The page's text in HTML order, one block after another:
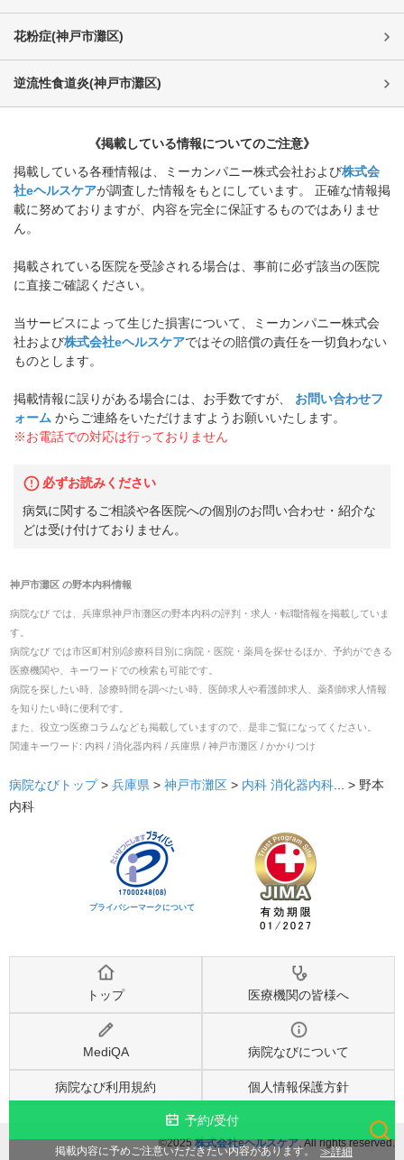
検索
花粉症(神戸市灘区)
逆流性食道炎(神戸市灘区)
《掲載している情報についてのご注意》
掲載している各種情報は、ミーカンパニー株式会社および株式会
社eヘルスケアが調査した情報をもとにしています。 正確な情報掲
載に努めておりますが、内容を完全に保証するものではありませ
ん。
掲載されている医院を受診される場合は、事前に必ず該当の医院
に直接ご確認ください。
当サービスによって生じた損害について、ミーカンパニー株式会
社および株式会社eヘルスケアではその賠償の責任を一切負わない
ものとします。
掲載情報に誤りがある場合には、お手数ですが、
お問い合わせフ
ォーム からご連絡をいただけますようお願いいたします。
※お電話での対応は行っておりません
必ずお読みください
病気に関するご相談や各医院への個別のお問い合わせ・紹介な
どは受け付けておりません。
神戸市灘区の野本内科情報
病院なび では、 兵庫県神戸市灘区の野本内科の評判・求人・転職情報を掲載していま
す。
病院なび では市区町村別/診療科目別に病院・医院・薬局を探せるほか、予約ができる
医療機関や、キーワードでの検索も可能です。
病院を探したい時、診療時間を調べたい時、医師求人や看護師求人、薬剤師求人情報
を知りたい時に便利です。
また、役立つ医療コラムなども掲載していますので、是非ご覧になってください。
関連キーワード: 内科 / 消化器内科 / 兵庫県 / 神戸市灘区 / かかりつけ
予約/受付
掲載内容に予めご注意いただきたい内容があります。 詳細
病院なびトップ> 兵庫県 > 神戸市灘区 > 内科 消化器内科 ... > 野本
内科
プライバシーマークについて
トップ 医療機関の皆様へ
MediQA 病院なびについて
病院なび利用規約 個人情報保護方針
©2025 株式会社eヘルスケア, All rights reserved.